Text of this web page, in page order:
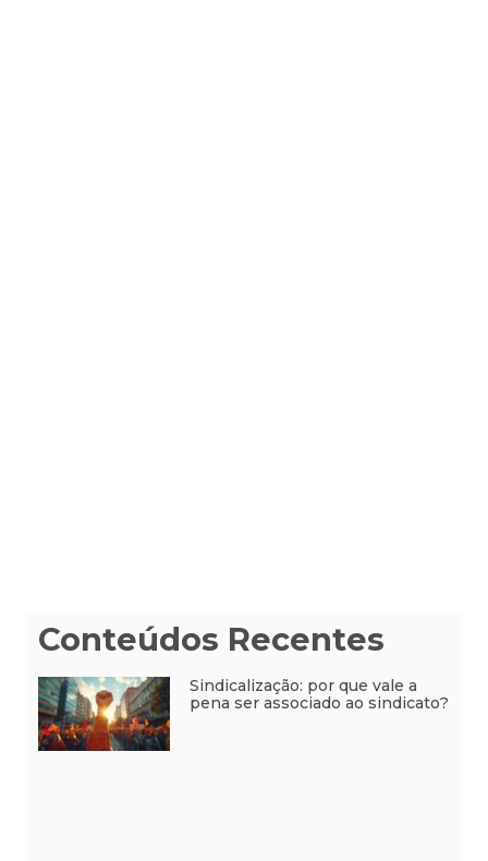
Conteúdos Recentes
Sindicalização: por que vale a
pena ser associado ao sindicato?